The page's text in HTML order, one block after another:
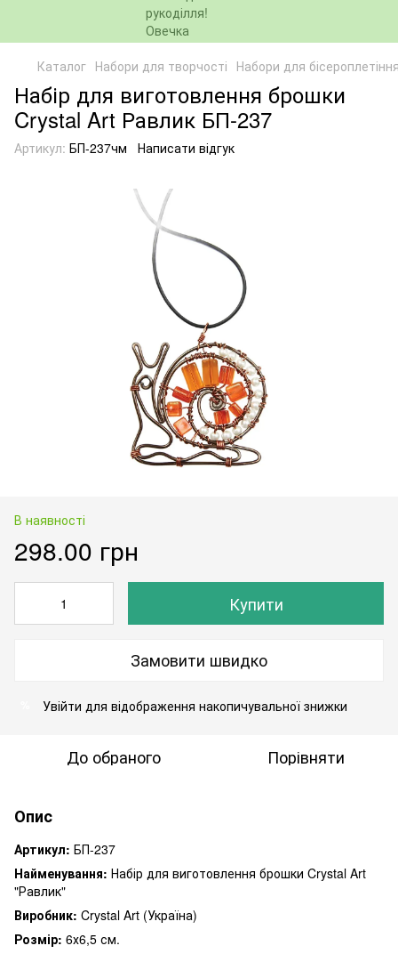
Каталог Набори для творчості Набори для
Набір для виготовлення брошки
Crystal Art Равлик БП-237
Артикул: БП-237чм Написати відгук
В наявності
298.00 грн
Купити
Замовити швидко
Увійти для відображення накопичувальної знижки
До обраного Порівняти
Опис
Артикул: БП-237
Найменування: Набір для виготовлення брошки Crystal Art
"Равлик"
Виробник: Crystal Art (Україна)
Розмір: 6х6,5 см.